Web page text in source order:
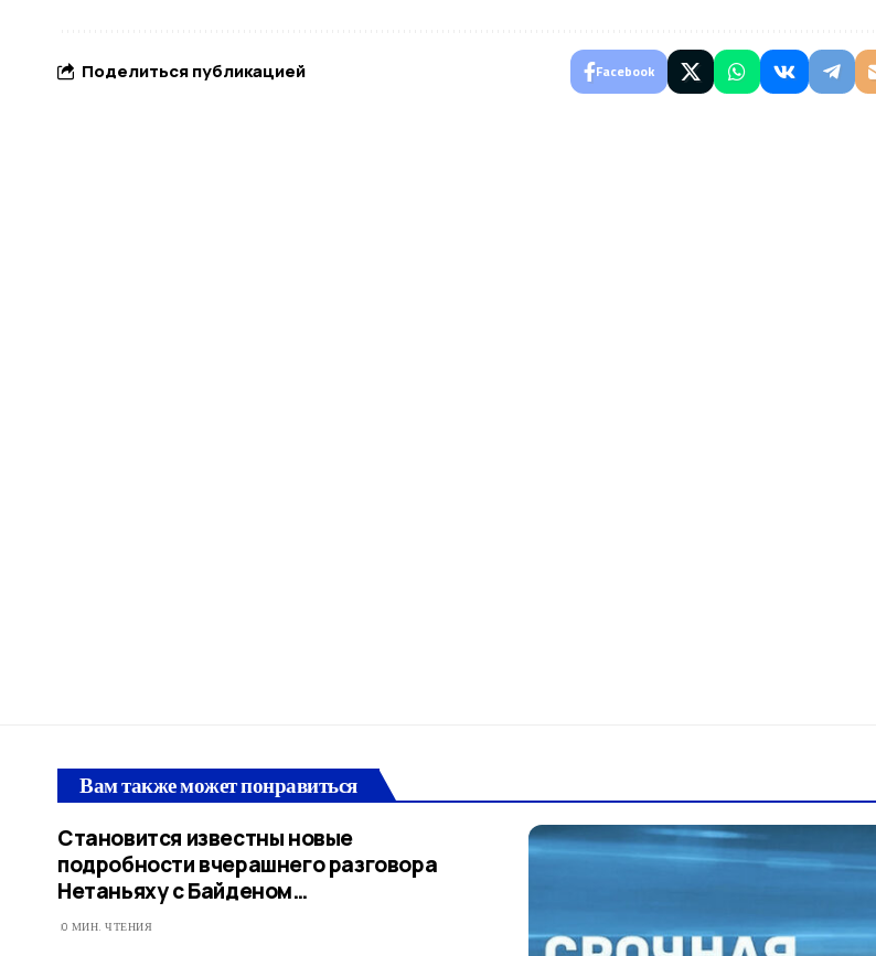
Поделиться публикацией Facebook
Вам также может понравиться
Становится известны новые
подробности вчерашнего разговора
Нетаньяху с Байденом…
0 МИН. ЧТЕНИЯ